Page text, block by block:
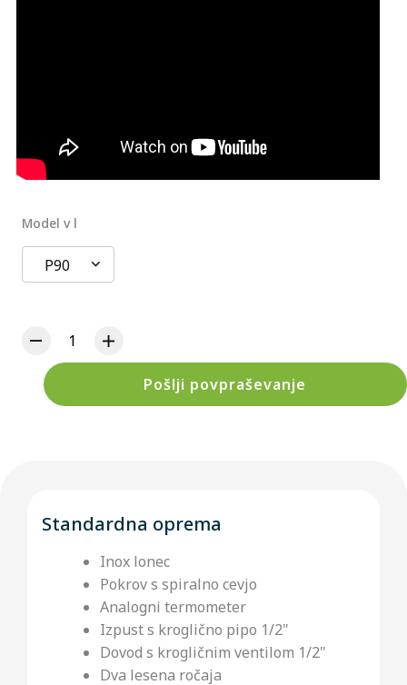
Model v l
P90
Pošlji povpraševanje
Standardna oprema
Inox lonec
Pokrov s spiralno cevjo
Analogni termometer
Izpust s kroglično pipo 1/2"
Dovod s krogličnim ventilom 1/2"
Dva lesena ročaja